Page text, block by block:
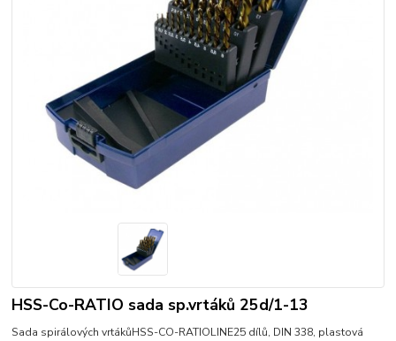
HSS-Co-RATIO sada sp.vrtáků 25d/1-13
Sada spirálových vrtákůHSS-CO-RATIOLINE25 dílů, DIN 338, plastová